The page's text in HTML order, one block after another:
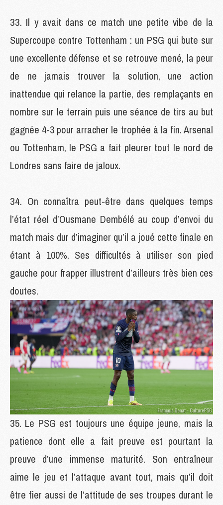
Il y avait dans ce match une petite vibe de la
Supercoupe contre Tottenham : un PSG qui bute sur
une excellente défense et se retrouve mené, la peur
de ne jamais trouver la solution, une action
inattendue qui relance la partie, des remplaçants en
nombre sur le terrain puis une séance de tirs au but
gagnée 4-3 pour arracher le trophée à la fin. Arsenal
ou Tottenham, le PSG a fait pleurer tout le nord de
Londres sans faire de jaloux.
On connaîtra peut-être dans quelques temps
l’état réel d’Ousmane Dembélé au coup d’envoi du
match mais dur d’imaginer qu’il a joué cette finale en
étant à 100%. Ses difficultés à utiliser son pied
gauche pour frapper illustrent d’ailleurs très bien ces
doutes.
Le PSG est toujours une équipe jeune, mais la
patience dont elle a fait preuve est pourtant la
preuve d’une immense maturité. Son entraîneur
aime le jeu et l’attaque avant tout, mais qu’il doit
être fier aussi de l’attitude de ses troupes durant le